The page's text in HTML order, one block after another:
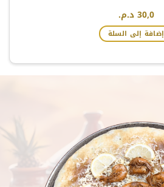
30,0 د.م.
إضافة إلى السلة